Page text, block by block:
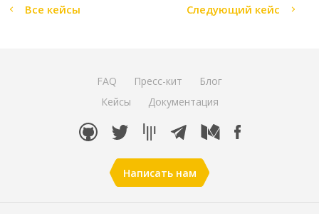
Все кейсы Следующий кейс
FAQ Пресс-кит
Блог
Кейсы
Документация
Написать нам